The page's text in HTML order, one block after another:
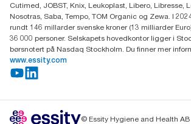
Cutimed, JOBST, Knix, Leukoplast, Libero, Libresse,
Nosotras, Saba, Tempo, TOM Organic og Zewa. I
rundt 146 millarder svenske kroner (13 milliarder
36 000 personer. Selskapets hovedkontor ligger i
børsnotert på Nasdaq Stockholm. Du finner mer
www.essity.com
© Essity Hygiene and Health AB